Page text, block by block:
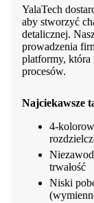
YalaTech
aby stworzyć
detalicznej.
prowadzenia
platformy, która
procesów.
Najciekawsze
4-
trwałość
Niski